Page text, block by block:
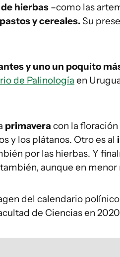
de hierbas –como las
pastos y cereales. Su
y uno un poquito
de Palinología en
primavera con la
y los plátanos. Otro es al
por las hierbas. Y
aunque en menor
del calendario
de Ciencias en